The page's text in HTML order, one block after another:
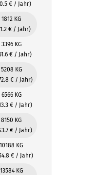
€ / Jahr)
1812 KG
€ / Jahr)
3396 KG
€ / Jahr)
5208 KG
€ / Jahr)
6566 KG
€ / Jahr)
8150 KG
€ / Jahr)
10188 KG
€ / Jahr)
13584 KG